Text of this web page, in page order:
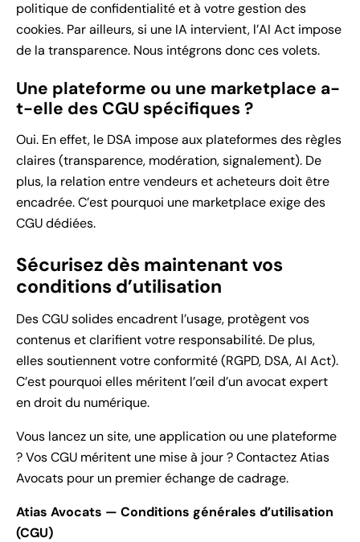
politique de confidentialité et à votre gestion des
cookies. Par ailleurs, si une IA intervient, l’AI Act impose
de la transparence. Nous intégrons donc ces volets.
Une plateforme ou une marketplace a-
t-elle des CGU spécifiques ?
Oui. En effet, le DSA impose aux plateformes des règles
claires (transparence, modération, signalement). De
plus, la relation entre vendeurs et acheteurs doit être
encadrée. C’est pourquoi une marketplace exige des
CGU dédiées.
Sécurisez dès maintenant vos
conditions d’utilisation
Des CGU solides encadrent l’usage, protègent vos
contenus et clarifient votre responsabilité. De plus,
elles soutiennent votre conformité (RGPD, DSA, AI Act).
C’est pourquoi elles méritent l’œil d’un avocat expert
en droit du numérique.
Vous lancez un site, une application ou une plateforme
? Vos CGU méritent une mise à jour ? Contactez Atias
Avocats pour un premier échange de cadrage.
Atias Avocats — Conditions générales d’utilisation
(CGU)